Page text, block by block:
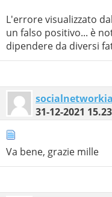
L'errore visualizzato
un falso positivo... è
dipendere da diversi
31-12-2021
Va bene, grazie mille